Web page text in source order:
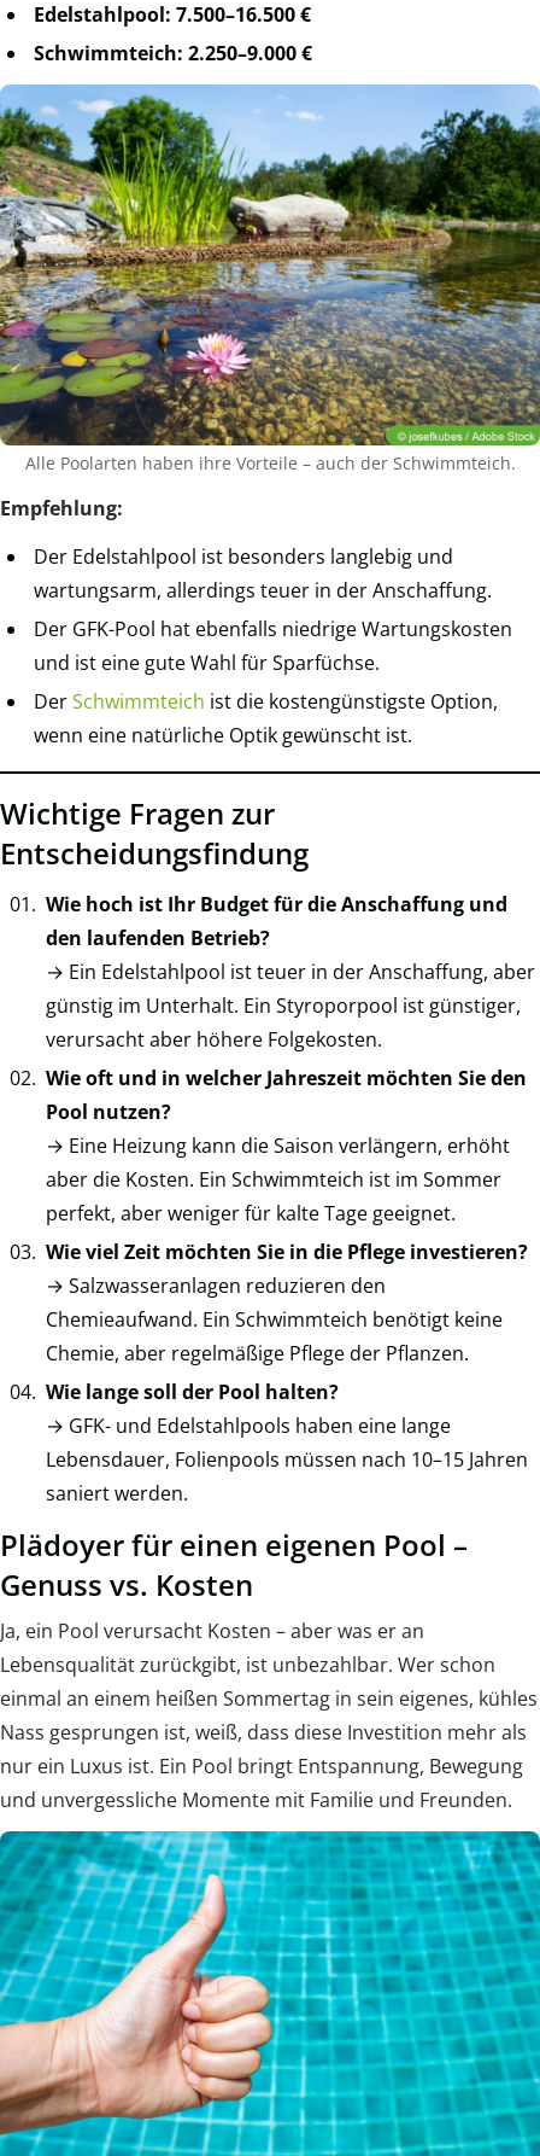
Edelstahlpool: 7.500–16.500 €
Schwimmteich: 2.250–9.000 €
Alle Poolarten haben ihre Vorteile – auch der Schwimmteich.
Empfehlung:
Der Edelstahlpool ist besonders langlebig und
wartungsarm, allerdings teuer in der Anschaffung.
Der GFK-Pool hat ebenfalls niedrige Wartungskosten
und ist eine gute Wahl für Sparfüchse.
DerSchwimmteich ist die kostengünstigste Option,
wenn eine natürliche Optik gewünscht ist.
Wichtige Fragen zur
Entscheidungsfindung
Wie hoch ist Ihr Budget für die Anschaffung und
den laufenden Betrieb?
→ Ein Edelstahlpool ist teuer in der Anschaffung, aber
günstig im Unterhalt. Ein Styroporpool ist günstiger,
verursacht aber höhere Folgekosten.
Wie oft und in welcher Jahreszeit möchten Sie den
Pool nutzen?
→ Eine Heizung kann die Saison verlängern, erhöht
aber die Kosten. Ein Schwimmteich ist im Sommer
perfekt, aber weniger für kalte Tage geeignet.
Wie viel Zeit möchten Sie in die Pflege investieren?
→ Salzwasseranlagen reduzieren den
Chemieaufwand. Ein Schwimmteich benötigt keine
Chemie, aber regelmäßige Pflege der Pflanzen.
Wie lange soll der Pool halten?
→ GFK- und Edelstahlpools haben eine lange
Lebensdauer, Folienpools müssen nach 10–15 Jahren
saniert werden.
Plädoyer für einen eigenen Pool –
Genuss vs. Kosten
Ja, ein Pool verursacht Kosten – aber was er an
Lebensqualität zurückgibt, ist unbezahlbar. Wer schon
einmal an einem heißen Sommertag in sein eigenes, kühles
Nass gesprungen ist, weiß, dass diese Investition mehr als
nur ein Luxus ist. Ein Pool bringt Entspannung, Bewegung
und unvergessliche Momente mit Familie und Freunden.